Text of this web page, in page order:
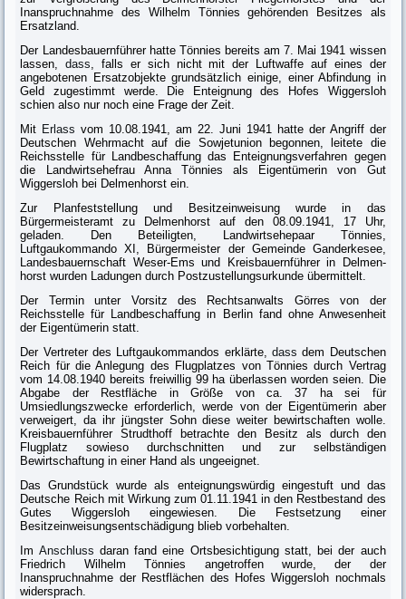
Inanspruchnahme des Wilhelm Tönnies gehörenden Besitzes als
Ersatzland.
Der Landesbauernführer hatte Tönnies bereits am 7. Mai 1941 wissen
lassen,dass , falls er sich nicht mit der Luftwaffe auf eines der
angebotenen Ersatzob­jekte grundsätzlich einige, einer Abfindung in
Geld zugestimmt werde. Die Enteignung des Hofes Wiggersloh
schien also nur noch eine Frage der Zeit.
Mit Erlass vom 10.08.1941, am 22. Juni 1941 hatte der Angriff der
Deutschen Wehrmacht auf die Sowjetunion begonnen, leitete die
Reichsstelle für Land­beschaffung das Enteignungsverfahren gegen
die Landwirtsehefrau Anna Tön­nies als Eigentümerin von Gut
Wiggersloh bei Delmenhorst ein.
Zur Planfeststellung und Besitzeinweisung wurde in das
Bürgermeisteramt zu Delmenhorst auf den 08.09.1941, 17 Uhr,
geladen. Den Beteiligten, Landwirts­ehepaar Tönnies,
Luftgaukommando XI, Bürgermeister der Gemeinde Gan­derkesee,
Landesbauernschaft Weser-Ems und Kreisbauernführer in Delmen­
horst wurden Ladungen durch Postzustellungsurkunde übermittelt.
Der Termin unter Vorsitz des Rechtsanwalts Görres von der
Reichsstelle für Landbeschaffung in Berlin fand ohne Anwesenheit
der Eigentümerin statt.
Der Vertreter des Luftgaukommandos erklärte, dass dem Deutschen
Reich für die Anlegung des Flugplatzes von Tönnies durch Vertrag
vom 14.08.1940 bereits freiwillig 99 ha überlassen worden seien. Die
Abgabe der Restfläche in Größe von ca. 37 ha sei für
Umsiedlungszwecke erforderlich, werde von der Eigentümerin aber
verweigert, da ihr jüngster Sohn diese weiter bewirtschaf­ten wolle.
Kreisbauernführer Strudthoff betrachte den Besitz als durch den
Flugplatz sowieso durchschnitten und zur selbständigen
Bewirtschaftung in einer Hand als ungeeignet.
Das Grundstück wurde als enteignungswürdig eingestuft und das
Deutsche Reich mit Wirkung zum 01.11.1941 in den Restbestand des
Gutes Wiggersloh eingewiesen. Die Festsetzung einer
Besitzeinweisungsentschädigung blieb vorbehalten.
Im Anschluss daran fand eine Ortsbesichtigung statt, bei der auch
Friedrich Wilhelm Tönnies angetroffen wurde, der der
Inanspruchnahme der Restflä­chen des Hofes Wiggersloh nochmals
widersprach.